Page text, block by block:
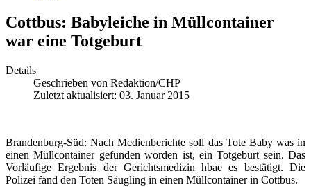
Cottbus: Babyleiche in Müllcontainer
war eine Totgeburt
Details
Geschrieben von Redaktion/CHP
Zuletzt aktualisiert: 03. Januar 2015
Brandenburg-Süd: Nach Medienberichte soll das Tote Baby was in
einen Müllcontainer gefunden worden ist, ein Totgeburt sein. Das
Vorläufige Ergebnis der Gerichtsmedizin hbae es bestätigt. Die
Polizei fand den Toten Säugling in einen Müllcontainer in Cottbus.